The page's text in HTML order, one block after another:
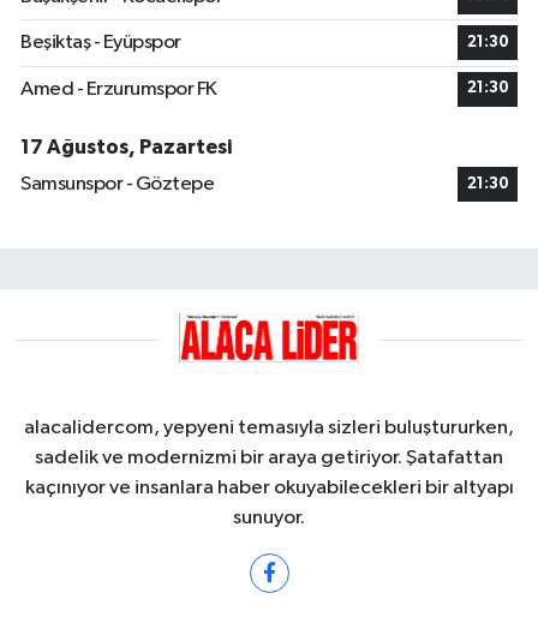
Beşiktaş - Eyüpspor 21:30
Amed - Erzurumspor FK 21:30
17 Ağustos, Pazartesi
Samsunspor - Göztepe
21:30
alacalidercom, yepyeni temasıyla sizleri buluştururken,
sadelik ve modernizmi bir araya getiriyor. Şatafattan
kaçınıyor ve insanlara haber okuyabilecekleri bir altyapı
sunuyor.